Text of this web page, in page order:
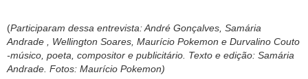
(Participaram dessa entrevista: André Gonçalves, Samária
Andrade , Wellington Soares, Maurício Pokemon e Durvalino Couto
-músico, poeta, compositor e publicitário. Texto e edição: Samária
Andrade. Fotos: Maurício Pokemon)